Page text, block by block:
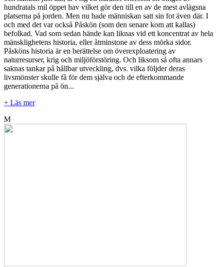
hundratals mil öppet hav vilket gör den till en av de mest avlägsna
platserna på jorden. Men nu hade människan satt sin fot även där. I
och med det var också Påskön (som den senare kom att kallas)
befolkad. Vad som sedan hände kan liknas vid ett koncentrat av hela
mänsklighetens historia, eller åtminstone av dess mörka sidor.
Påsköns historia är en berättelse om överexploatering av
naturresurser, krig och miljöförstöring. Och liksom så ofta annars
saknas tankar på hållbar utveckling, dvs. vilka följder deras
livsmönster skulle få för dem själva och de efterkommande
generationerna på ön...
+ Läs mer
M